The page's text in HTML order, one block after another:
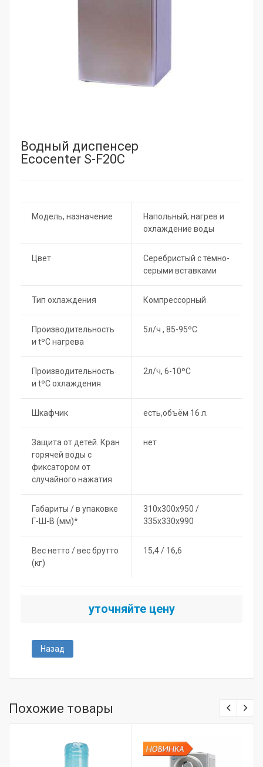
Водный диспенсер
Ecocenter S-F20C
Модель, назначение
Напольный; нагрев и
охлаждение воды
Цвет
Серебристый с тёмно-
серыми вставками
Тип охлаждения Компрессорный
Производительность
и tºC нагрева
5л/ч , 85-95ºC
Производительность
и tºC охлаждения
2л/ч, 6-10ºC
Шкафчик есть,объём 16 л.
Защита от детей. Кран
горячей воды с
фиксатором от
случайного нажатия
нет
Габариты / в упаковке
Г-Ш-В (мм)*
310х300х950 /
335х330х990
Вес нетто / вес брутто
(кг)
15,4 / 16,6
уточняйте цену
Назад
Похожие товары